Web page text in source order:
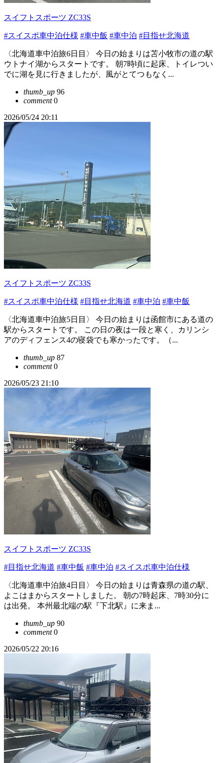
スイフトスポーツ ZC33S
#スイスポ車中泊仕様 #車中飯 #車中泊 #目指せ北海道
〈北海道車中泊旅6日目〉 今日の始まりは苫小牧市の道の駅
ウトナイ湖からスタートです。 朝7時頃に起床、トイレつい
でに湖を見に行きましたが、風がとてつもなく...
thumb_up 96
comment0
2026/05/24 20:11
スイフトスポーツ ZC33S
#スイスポ車中泊仕様 #目指せ北海道 #車中泊 #車中飯
〈北海道車中泊旅5日目〉 今日の始まりは函館市にある道の
駅からスタートです。 この日の夜は一段と寒く、カリンシ
アのディフェンス4の寝袋でも寒かったです。（...
thumb_up 87
comment0
2026/05/23 21:10
スイフトスポーツ ZC33S
#目指せ北海道 #車中飯 #車中泊 #スイスポ車中泊仕様
〈北海道車中泊旅4日目〉 今日の始まりは青森県の道の駅、
よこはまからスタートしました。 朝の7時起床、7時30分に
は出発。 本州最北端の駅『下北駅』に来ま...
thumb_up 90
comment0
2026/05/22 20:16